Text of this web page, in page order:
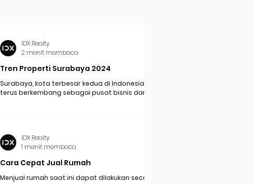
Tren Properti Surabaya 2024
Surabaya, kota terbesar kedua di Indonesia,
terus berkembang sebagai pusat bisnis dan
IDX Realty
2 menit membaca
Cara Cepat Jual Rumah
Menjual rumah saat ini dapat dilakukan secara
IDX Realty
1 menit membaca